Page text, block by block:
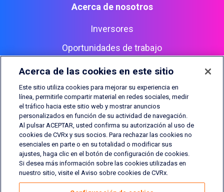
Acerca de nosotros
Inversores
Oportunidades de trabajo
Contacto
CVRx, Barostim, BAT, Barostim NEO, Barostim NEO2, BATwire
y Outsmart the heart son marcas comerciales de CVRx, Inc. ©
2026 CVRx, Inc. Todos los derechos reservados. Todas las
demás marcas comerciales son propiedad de sus
respectivos dueños.
Aviso sobre cookies
Acerca de las cookies en este sitio
​​Este sitio utiliza cookies para mejorar su experiencia en
línea, permitirle compartir material en redes sociales, medir
el tráfico hacia este sitio web y mostrar anuncios
personalizados en función de su actividad de navegación.
Al pulsar ACEPTAR, usted confirma su autorización al uso de
cookies de CVRx y sus socios. Para rechazar las cookies no
esenciales en parte o en su totalidad o modificar sus
ajustes, haga clic en el botón de configuración de cookies.
Si desea más información sobre las cookies utilizadas en
nuestro sitio, visite el Aviso sobre cookies de CVRx.